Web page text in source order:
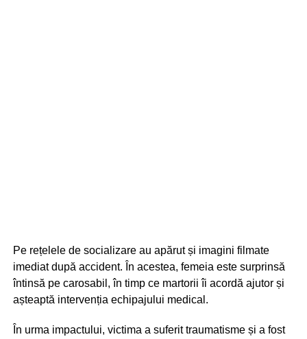
Pe rețelele de socializare au apărut și imagini filmate
imediat după accident. În acestea, femeia este surprinsă
întinsă pe carosabil, în timp ce martorii îi acordă ajutor și
așteaptă intervenția echipajului medical.
În urma impactului, victima a suferit traumatisme și a fost